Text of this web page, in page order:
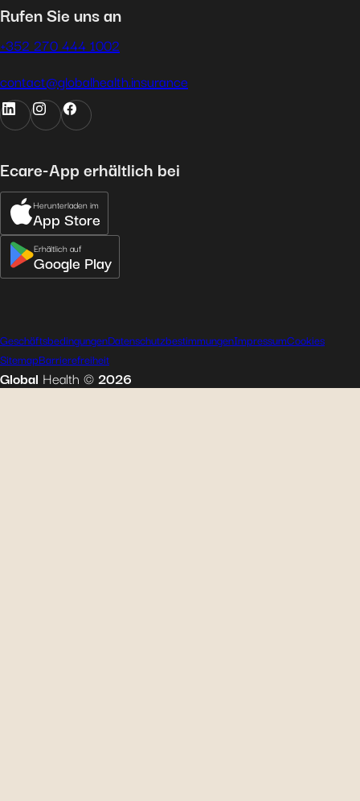
Rufen Sie uns an
+352 270 444 1002
contact@globalhealth.insurance
Ecare-App erhältlich bei
Herunterladen im
App Store
Erhältlich auf
Google Play
Global Health ©2026
GeschäftsbedingungenDatenschutzbestimmungenImpressumCookies
SitemapBarrierefreiheit